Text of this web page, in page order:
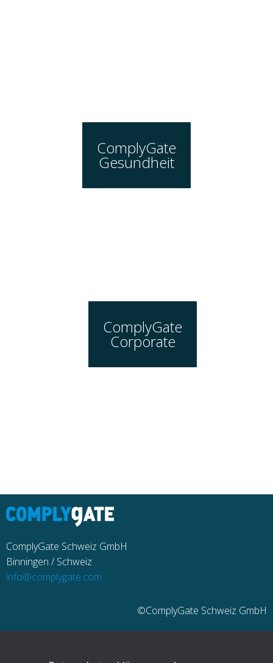
ComplyGate
Gesundheit
ComplyGate
Corporate
ComplyGate Schweiz GmbH
Binningen / Schweiz
info@complygate.com
©ComplyGate Schweiz GmbH